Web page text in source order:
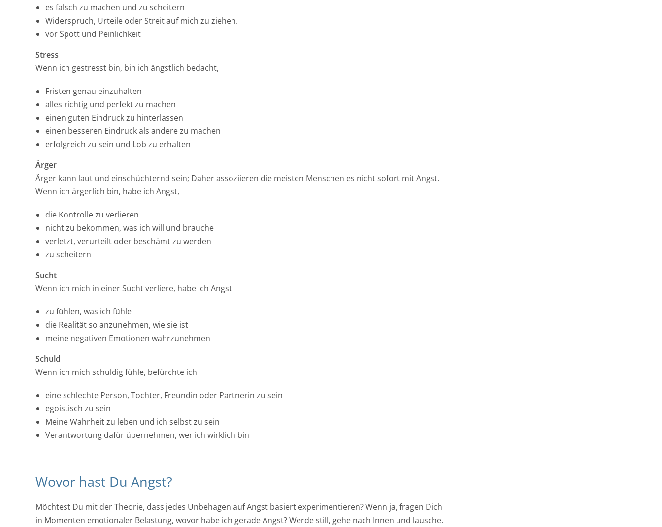
es falsch zu machen und zu scheitern
Widerspruch, Urteile oder Streit auf mich zu ziehen.
vor Spott und Peinlichkeit
Stress
Wenn ich gestresst bin, bin ich ängstlich bedacht,
Fristen genau einzuhalten
alles richtig und perfekt zu machen
einen guten Eindruck zu hinterlassen
einen besseren Eindruck als andere zu machen
erfolgreich zu sein und Lob zu erhalten
Ärger
Ärger kann laut und einschüchternd sein; Daher assoziieren die meisten Menschen es nicht sofort mit Angst.
Wenn ich ärgerlich bin, habe ich Angst,
die Kontrolle zu verlieren
nicht zu bekommen, was ich will und brauche
verletzt, verurteilt oder beschämt zu werden
zu scheitern
Sucht
Wenn ich mich in einer Sucht verliere, habe ich Angst
zu fühlen, was ich fühle
die Realität so anzunehmen, wie sie ist
meine negativen Emotionen wahrzunehmen
Schuld
Wenn ich mich schuldig fühle, befürchte ich
eine schlechte Person, Tochter, Freundin oder Partnerin zu sein
egoistisch zu sein
Meine Wahrheit zu leben und ich selbst zu sein
Verantwortung dafür übernehmen, wer ich wirklich bin
Wovor hast Du Angst?
Möchtest Du mit der Theorie, dass jedes Unbehagen auf Angst basiert experimentieren? Wenn ja, fragen Dich
in Momenten emotionaler Belastung, wovor habe ich gerade Angst? Werde still, gehe nach Innen und lausche.